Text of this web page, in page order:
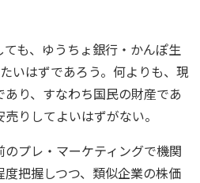
も、ゆうちょ銀行・かんぽ生
いはずであろう。何よりも、現
り、すなわち国民の財産であ
りしてよいはずがない。
プレ・マーケティングで機関
把握しつつ、類似企業の株価